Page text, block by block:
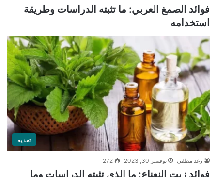
فوائد الصمغ العربي: ما تثبته الدراسات وطريقة
استخدامه
تغذية
رغد مطفي نوفمبر 30, 2023 272
فوائد زيت النعناع: ما الذي تثبته الدراسات وما